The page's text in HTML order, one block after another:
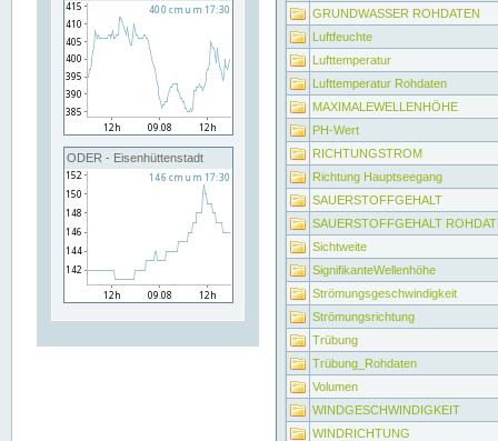
ODER - Eisenhüttenstadt
GRUNDWASSER ROHDATEN
Luftfeuchte
Lufttemperatur
Lufttemperatur Rohdaten
MAXIMALEWELLENHÖHE
PH-Wert
RICHTUNGSTROM
Richtung Hauptseegang
SAUERSTOFFGEHALT
SAUERSTOFFGEHALT
Sichtweite
SignifikanteWellenhöhe
Strömungsgeschwindigkeit
Strömungsrichtung
Trübung
Trübung_Rohdaten
Volumen
WINDGESCHWINDIGKEIT
WINDRICHTUNG